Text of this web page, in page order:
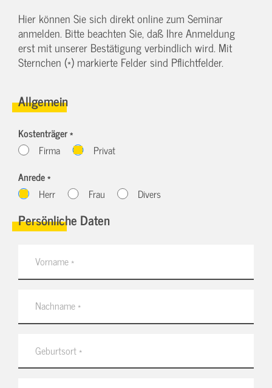
Hier können Sie sich direkt online zum Seminar
anmelden. Bitte beachten Sie, daß Ihre Anmeldung
erst mit unserer Bestätigung verbindlich wird. Mit
Sternchen (*) markierte Felder sind Pflichtfelder.
Allgemein
Kostenträger *
Firma
Privat
Anrede *
Herr
Frau Divers
Persönliche Daten